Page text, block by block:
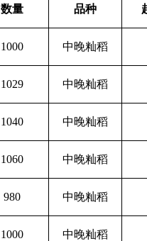
数量 品种
1000 中晚籼稻
1029 中晚籼稻
1040 中晚籼稻
1060 中晚籼稻
980 中晚籼稻
1000 中晚籼稻